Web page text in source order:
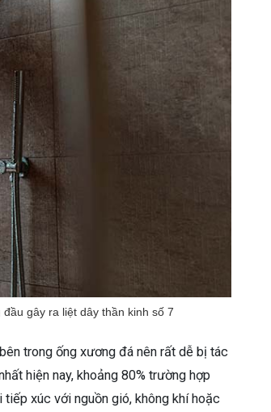
gây ra liệt dây thần kinh số 7
trong ống xương đá nên rất dễ bị tác
hiện nay, khoảng 80% trường hợp
xúc với nguồn gió, không khí hoặc